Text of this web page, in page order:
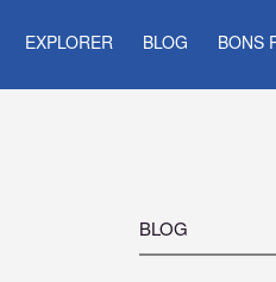
EXPLORER BLOG BONS
BLOG